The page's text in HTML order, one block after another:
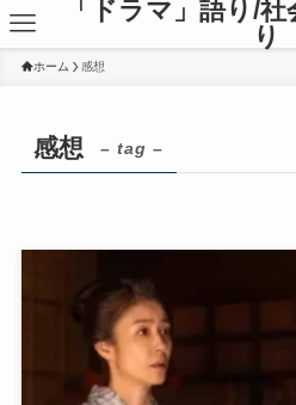
「ドラマ」語り/
り
ホーム 感想
感想 – tag –